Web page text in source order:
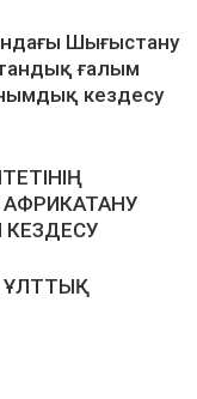
Шығыстану
ғалым
кездесу
ҰЛТТЫҚ